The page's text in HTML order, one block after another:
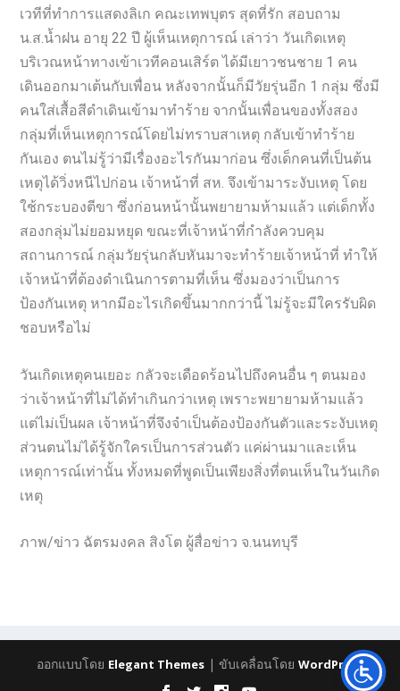
เวทีที่ทำการแสดงลิเก คณะเทพบุตร สุดที่รัก สอบถาม
น.ส.น้ำฝน อายุ 22 ปี ผู้เห็นเหตุการณ์ เล่าว่า วันเกิดเหตุ
บริเวณหน้าทางเข้าเวทีคอนเสิร์ต ได้มีเยาวชนชาย 1 คน
เดินออกมาเต้นกับเพื่อน หลังจากนั้นก็มีวัยรุ่นอีก 1 กลุ่ม ซึ่งมี
คนใส่เสื้อสีดำเดินเข้ามาทำร้าย จากนั้นเพื่อนของทั้งสอง
กลุ่มที่เห็นเหตุการณ์โดยไม่ทราบสาเหตุ กลับเข้าทำร้าย
กันเอง ตนไม่รู้ว่ามีเรื่องอะไรกันมาก่อน ซึ่งเด็กคนที่เป็นต้น
เหตุได้วิ่งหนีไปก่อน เจ้าหน้าที่ สห. จึงเข้ามาระงับเหตุ โดย
ใช้กระบองตีขา ซึ่งก่อนหน้านั้นพยายามห้ามแล้ว แต่เด็กทั้ง
สองกลุ่มไม่ยอมหยุด ขณะที่เจ้าหน้าที่กำลังควบคุม
สถานการณ์ กลุ่มวัยรุ่นกลับหันมาจะทำร้ายเจ้าหน้าที่ ทำให้
เจ้าหน้าที่ต้องดำเนินการตามที่เห็น ซึ่งมองว่าเป็นการ
ป้องกันเหตุ หากมีอะไรเกิดขึ้นมากกว่านี้ ไม่รู้จะมีใครรับผิด
ชอบหรือไม่
วันเกิดเหตุคนเยอะ กลัวจะเดือดร้อนไปถึงคนอื่น ๆ ตนมอง
ว่าเจ้าหน้าที่ไม่ได้ทำเกินกว่าเหตุ เพราะพยายามห้ามแล้ว
แต่ไม่เป็นผล เจ้าหน้าที่จึงจำเป็นต้องป้องกันตัวและระงับเหตุ
ส่วนตนไม่ได้รู้จักใครเป็นการส่วนตัว แค่ผ่านมาและเห็น
เหตุการณ์เท่านั้น ทั้งหมดที่พูดเป็นเพียงสิ่งที่ตนเห็นในวันเกิด
เหตุ
ภาพ/ข่าว ฉัตรมงคล สิงโต ผู้สื่อข่าว จ.นนทบุรี
ออกแบบโดย Elegant Themes | ขับเคลื่อนโดย WordPress